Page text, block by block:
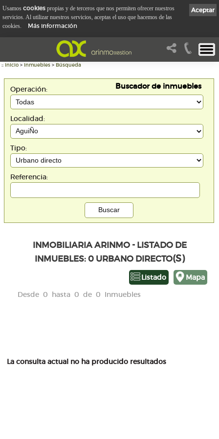
:: Inicio > Inmuebles > Búsqueda
Buscador de inmuebles
Operación:
Localidad:
Tipo:
Referencia:
INMOBILIARIA ARINMO - LISTADO DE
INMUEBLES: 0 URBANO DIRECTO(S)
Mapa
Listado
Desde 0 hasta 0 de 0 Inmuebles
La consulta actual no ha producido resultados
Aceptar
Usamos cookies propias y de terceros que nos permiten ofrecer nuestros
servicios. Al utilizar nuestros servicios, aceptas el uso que hacemos de las
cookies.
Más información